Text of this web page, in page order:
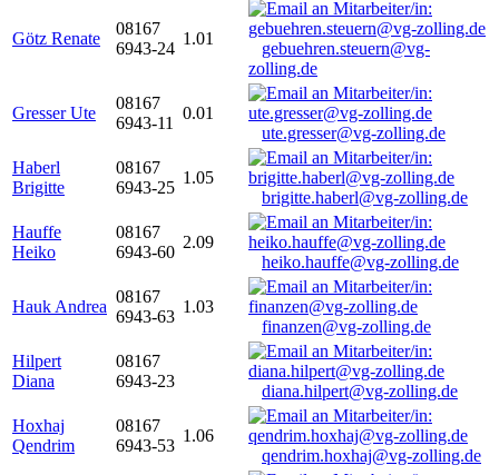
Götz Renate
08167
6943-24
1.01
gebuehren.steuern@vg-
zolling.de
Gresser Ute
08167
6943-11
0.01
ute.gresser@vg-zolling.de
Haberl
Brigitte
08167
6943-25
1.05
brigitte.haberl@vg-zolling.de
Hauffe
Heiko
08167
6943-60
2.09
heiko.hauffe@vg-zolling.de
Hauk Andrea
08167
6943-63
1.03
finanzen@vg-zolling.de
Hilpert
Diana
08167
6943-23
diana.hilpert@vg-zolling.de
Hoxhaj
Qendrim
08167
6943-53
1.06
qendrim.hoxhaj@vg-zolling.de